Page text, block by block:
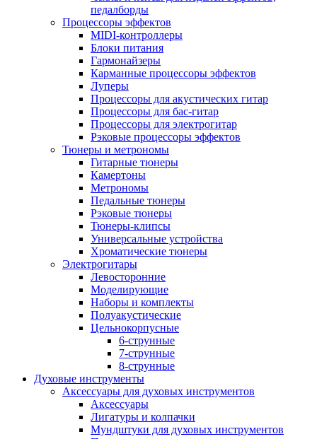
педалборды
Процессоры эффектов
MIDI-контроллеры
Блоки питания
Гармонайзеры
Карманные процессоры эффектов
Луперы
Процессоры для акустических гитар
Процессоры для бас-гитар
Процессоры для электрогитар
Рэковые процессоры эффектов
Тюнеры и метрономы
Гитарные тюнеры
Камертоны
Метрономы
Педальные тюнеры
Рэковые тюнеры
Тюнеры-клипсы
Универсальные устройства
Хроматические тюнеры
Электрогитары
Левосторонние
Моделирующие
Наборы и комплекты
Полуакустические
Цельнокорпусные
6-струнные
7-струнные
8-струнные
Духовые инструменты
Аксессуары для духовых инструментов
Аксессуары
Лигатуры и колпачки
Мундштуки для духовых инструментов